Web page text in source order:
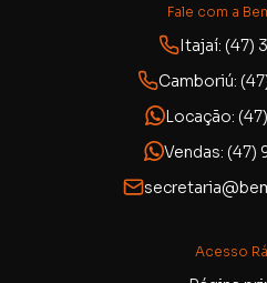
Fale com a
Itajaí: (47)
Camboriú:
Locação:
Vendas: (47)
Acesso